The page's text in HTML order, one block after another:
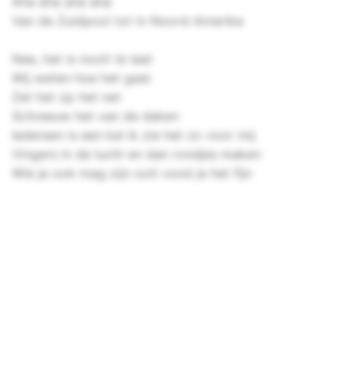
Van de Zuidpool tot in Noord-Amerika
Nee, het is nooit te laat
Wij weten hoe het gaat
Zet het op het net
Schreeuw het van de daken
Iedereen is een kei ik zie het zo voor mij
Vingers in de lucht en dan rondjes maken
Wie je ook mag zijn ooit vond je het fijn